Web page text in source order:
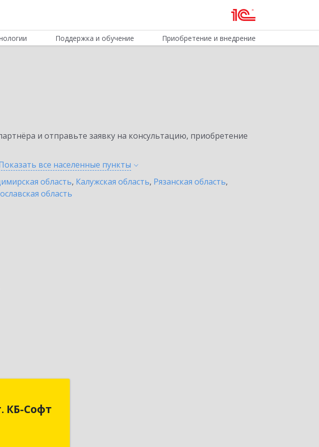
Поддержка и обучение Приобретение и внедрение
и отправьте заявку на консультацию, приобретение
все населенные пункты
область, Калужская область, Рязанская область,
область
КБ-Софт
обл, г.о